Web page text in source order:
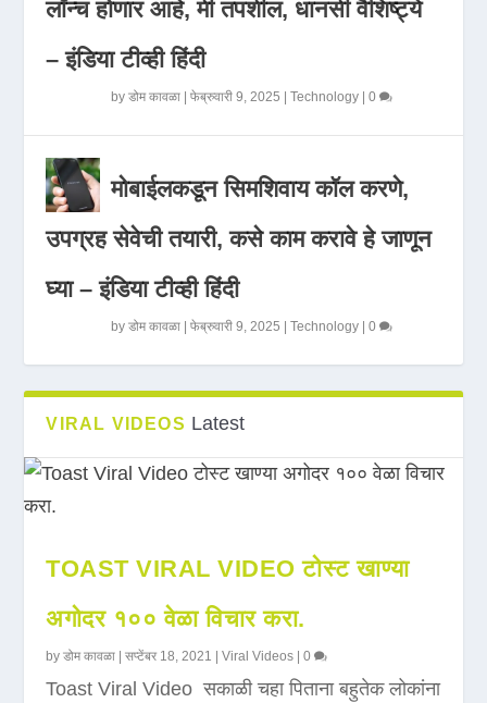
लॉन्च होणार आहे, मी तपशील, धानसी वैशिष्ट्ये
– इंडिया टीव्ही हिंदी
byडोम कावळा |फेब्रुवारी 9, 2025 |Technology |0
मोबाईलकडून सिमशिवाय कॉल करणे,
उपग्रह सेवेची तयारी, कसे काम करावे हे जाणून
घ्या – इंडिया टीव्ही हिंदी
byडोम कावळा |फेब्रुवारी 9, 2025 |Technology |0
VIRAL VIDEOS Latest
TOAST VIRAL VIDEO टोस्ट खाण्या
अगोदर १०० वेळा विचार करा.
byडोम कावळा |सप्टेंबर 18, 2021 |Viral Videos |0
Toast Viral Video सकाळी चहा पिताना बहुतेक लोकांना